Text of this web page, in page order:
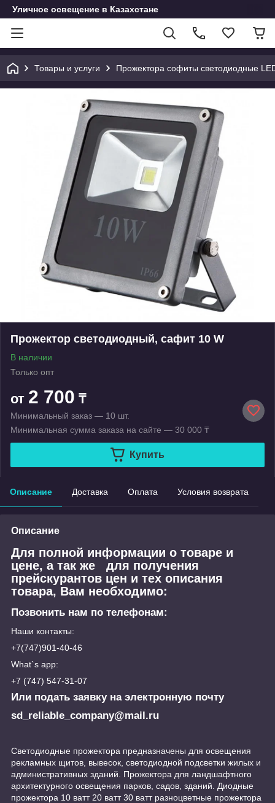
Уличное освещение в Казахстане
Товары и услуги Прожектора софиты светодиодные
Прожектор светодиодный, сафит 10 W
В наличии
Только опт
от 2 700 ₸
Минимальный заказ — 10 шт.
Минимальная сумма заказа на сайте — 30 000 ₸
Купить
Описание Доставка Оплата Условия возврата
Описание
Для полной информации о товаре и
цене, а так же для получения
прейскурантов цен и тех описания
товара, Вам необходимо:
Позвонить нам по телефонам:
Наши контакты:
+7(747)901-40-46
What`s app:
+7 (747) 547-31-07
Или подать заявку на электронную почту
sd_reliable_company@mail.ru
Светодиодные прожектора предназначены для освещения
рекламных щитов, вывесок, светодиодной подсветки жилых и
административных зданий. Прожектора для ландшафтного
архитектурного освещения парков, садов, зданий. Диодные
прожектора 10 ватт 20 ватт 30 ватт разноцветные прожектора